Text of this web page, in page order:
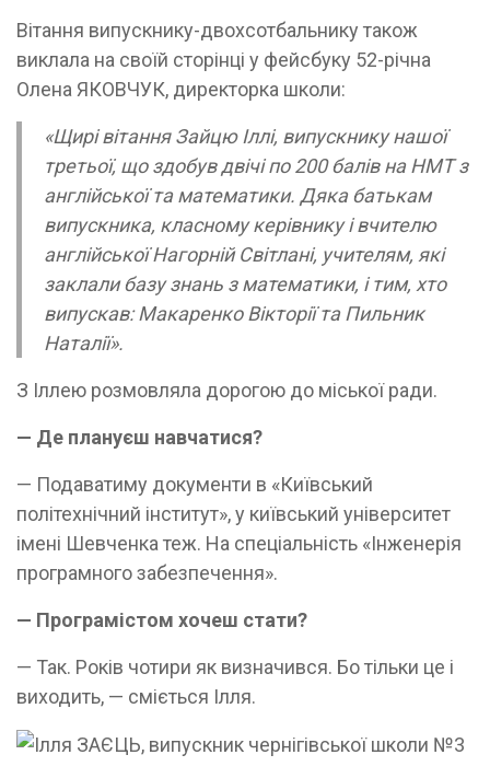
Вітання випускнику-двохсотбальнику також
виклала на своїй сторінці у фейсбуку 52-річна
Олена ЯКОВЧУК, директорка школи:
«Щирі вітання Зайцю Іллі, випускнику нашої
третьої, що здобув двічі по 200 балів на НМТ з
англійської та математики. Дяка батькам
випускника, класному керівнику і вчителю
англійської Нагорній Світлані, учителям, які
заклали базу знань з математики, і тим, хто
випускав: Макаренко Вікторії та Пильник
Наталії».
З Іллею розмовляла дорогою до міської ради.
— Де плануєш навчатися?
— Подаватиму документи в «Київський
політехнічний інститут», у київський університет
імені Шевченка теж. На спеціальність «Інженерія
програмного забезпечення».
— Програмістом хочеш стати?
— Так. Років чотири як визначився. Бо тільки це і
виходить, — сміється Ілля.